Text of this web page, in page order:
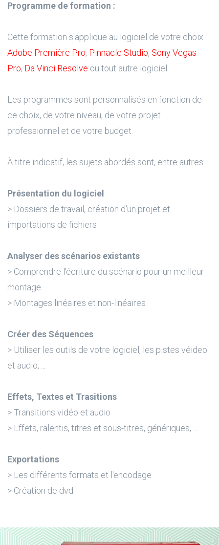
Programme de formation :
Cette formation s'applique au logiciel de votre choix :
Adobe Première Pro, Pinnacle Studio, Sony Vegas
Pro, Da Vinci Resolve ou tout autre logiciel.
Les programmes sont personnalisés en fonction de
ce choix, de votre niveau, de votre projet
professionnel et de votre budget.
À titre indicatif, les sujets abordés sont, entre autres :
Présentation du logiciel
> Dossiers de travail, création d'un projet et
importations de fichiers
Analyser des scénarios existants
> Comprendre l'écriture du scénario pour un meilleur
montage
> Montages linéaires et non-linéaires
Créer des Séquences
> Utiliser les outils de votre logiciel, les pistes véideo
et audio, ...
Effets, Textes et Trasitions
> Transitions vidéo et audio
> Effets, ralentis, titres et sous-titres, génériques, ...
Exportations
> Les différents formats et l'encodage
> Création de dvd